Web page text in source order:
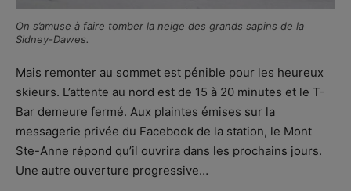
On s’amuse à faire tomber la neige des grands sapins de la
Sidney-Dawes.
Mais remonter au sommet est pénible pour les heureux
skieurs. L’attente au nord est de 15 à 20 minutes et le T-
Bar demeure fermé. Aux plaintes émises sur la
messagerie privée du Facebook de la station, le Mont
Ste-Anne répond qu’il ouvrira dans les prochains jours.
Une autre ouverture progressive…